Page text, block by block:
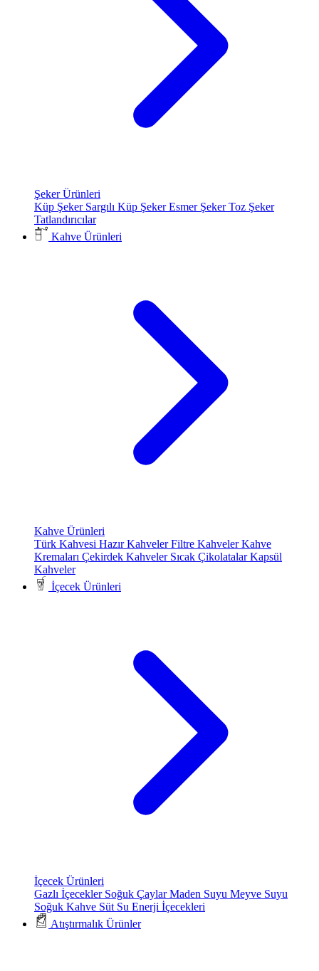
Şeker Ürünleri
Küp Şeker Sargılı Küp ŞekerEsmer ŞekerToz Şeker
Tatlandırıcılar
Kahve Ürünleri
Kahve Ürünleri
Türk Kahvesi Hazır KahvelerFiltre KahvelerKahve
Kremaları Çekirdek Kahveler Sıcak ÇikolatalarKapsül
Kahveler
İçecek Ürünleri
İçecek Ürünleri
Gazlı İçecekler Soğuk ÇaylarMaden Suyu Meyve Suyu
Soğuk Kahve Süt Su Enerji İçecekleri
Atıştırmalık Ürünler